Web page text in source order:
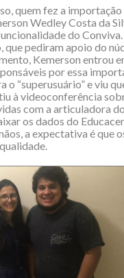
quem fez a
Wedley Costa da
do
que pediram apoio do
Kemerson entrou
por essa
o “superusuário” e viu
à videoconferência
com a articuladora
os dados do
a expectativa é que